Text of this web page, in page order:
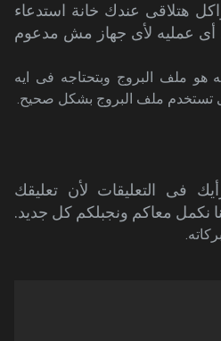
هتلاقى عندك خانة استدعاء
عمليه لأى جهاز مش مدعوم
ملف البروج وبتحتاجه فى ايه
تستخدم ملف البروج بشكل صحيح.
فى التعليقات لأن تعليقك
نكمل معاكم ونجبلكم كل جديد.